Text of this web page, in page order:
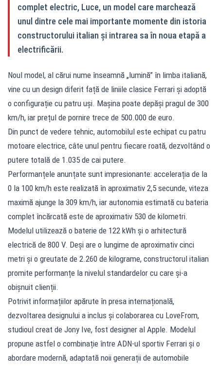
complet electric, Luce, un model care marchează
unul dintre cele mai importante momente din istoria
constructorului italian și intrarea sa în noua etapă a
electrificării.
Noul model, al cărui nume înseamnă „lumină” în limba italiană,
vine cu un design diferit față de liniile clasice Ferrari și adoptă
o configurație cu patru uși. Mașina poate depăși pragul de 300
km/h, iar prețul de pornire trece de 500.000 de euro.
Din punct de vedere tehnic, automobilul este echipat cu patru
motoare electrice, câte unul pentru fiecare roată, dezvoltând o
putere totală de 1.035 de cai putere.
Performanțele anunțate sunt impresionante: accelerația de la
0 la 100 km/h este realizată în aproximativ 2,5 secunde, viteza
maximă ajunge la 309 km/h, iar autonomia estimată cu bateria
complet încărcată este de aproximativ 530 de kilometri.
Modelul utilizează o baterie de 122 kWh și o arhitectură
electrică de 800 V. Deși are o lungime de aproximativ cinci
metri și o greutate de 2.260 de kilograme, constructorul italian
promite performanțe la nivelul standardelor cu care și-a
obișnuit clienții.
Potrivit informațiilor apărute în presa internațională,
dezvoltarea designului a inclus și colaborarea cu LoveFrom,
studioul creat de Jony Ive, fost designer al Apple. Modelul
propune astfel o combinație între ADN-ul sportiv Ferrari și o
abordare modernă, adaptată noii generații de automobile